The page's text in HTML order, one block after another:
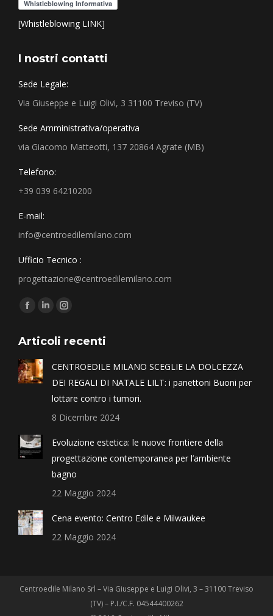
[Whistleblowing LINK]
I nostri contatti
Sede Legale:
Via Giuseppe e Luigi Olivi, 3 31100 Treviso (TV)
Sede Amministrativa/operativa
via Giacomo Matteotti, 137 20864 Agrate (MB)
Telefono:
+39 039 64210200
E-mail:
info@centroedilemilano.com
Ufficio Tecnico :
progettazione@centroedilemilano.com
Find us on:
Articoli recenti
CENTROEDILE MILANO SCEGLIE LA DOLCEZZA
DEI REGALI DI NATALE LILT: i panettoni Buoni per
lottare contro i tumori.
8 Dicembre 2024
Evoluzione estetica: le nuove frontiere della
progettazione contemporanea per l’ambiente
bagno
22 Maggio 2024
Cena evento: Centro Edile e Milwaukee
22 Maggio 2024
Centroedile Milano Srl – Via Giuseppe e Luigi Olivi, 3 – 31100 Treviso
(TV) – P.I./C.F. 04544400262